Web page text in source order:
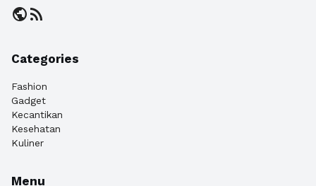
publicrss_feed
Categories
Fashion
Gadget
Kecantikan
Kesehatan
Kuliner
Menu